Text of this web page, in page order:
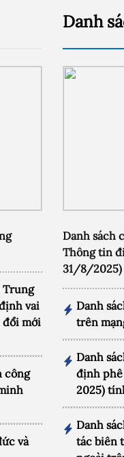
Trung
vai
đổi mới
công
và
Danh
Danh sách
Thông tin
31/8/2025)
Danh
trên
Danh
định phê
2025)
Danh
tác biên